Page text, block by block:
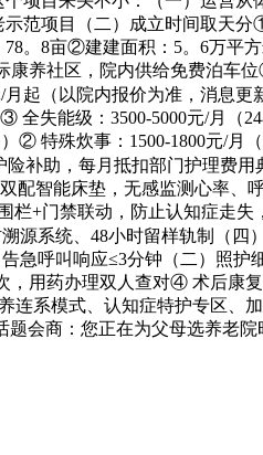
范项目（二）成立时间取天
。8亩②建建面积：5。6万平
康养社区，院内供给免费泊车
起（以院内报价为准，消息更
失能级：3500-5000元/月（
② 特殊炊事：1500-1800元/月
补助，每月抵扣部门护理费用
配智能床垫，无感监测心率、
栏+门禁联动，防止认知症走
源系统、48小时留样轨制（四
呼叫响应≤3分钟（二）照护
用药办理双人查对④ 术后康
连系模式、认知症特护专区、
会商：您正在为父母选养老院